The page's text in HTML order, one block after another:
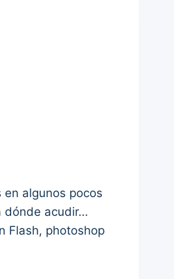
algunos pocos
dónde acudir…
Flash, photoshop